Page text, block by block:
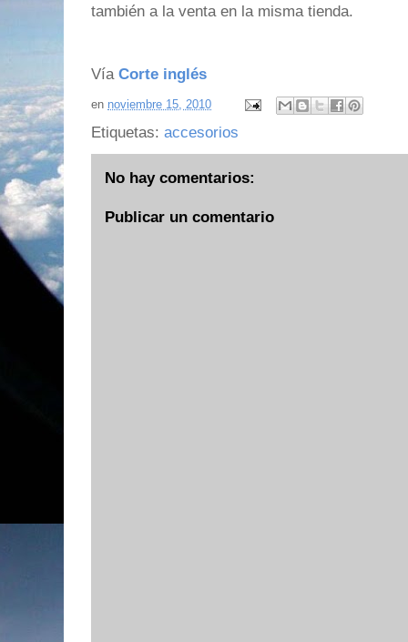
también a la venta en la misma tienda.
Vía Corte inglés
en noviembre 15, 2010
Etiquetas: accesorios
No hay comentarios:
Publicar un comentario